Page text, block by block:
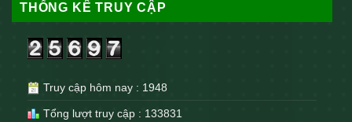
THỐNG KÊ TRUY CẬP
Truy cập hôm nay : 1948
Tổng lượt truy cập : 133831